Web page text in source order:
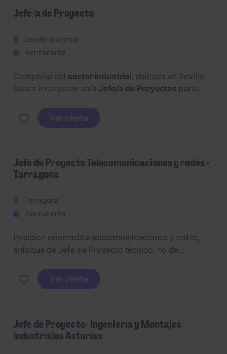
Jefe/a de Proyecto
Sevilla provincia
Permanente
Compañía del sector industrial, ubicada en Sevilla,
busca incorporar un/a Jefe/a de Proyectos para
proyectos industriales, asegurando el cumplimiento
de plazos, costes, calidad y seguridad.
Ver oferta
Jefe de Proyecto Telecomunicaciones y redes -
Tarragona
Tarragona
Permanente
Posicion orientada a telecomunicaciones y redes,
enfoque de Jefe de Proyecto técnico, no de
Ver oferta
Jefe de Proyecto- Ingeniería y Montajes
Industriales Asturias